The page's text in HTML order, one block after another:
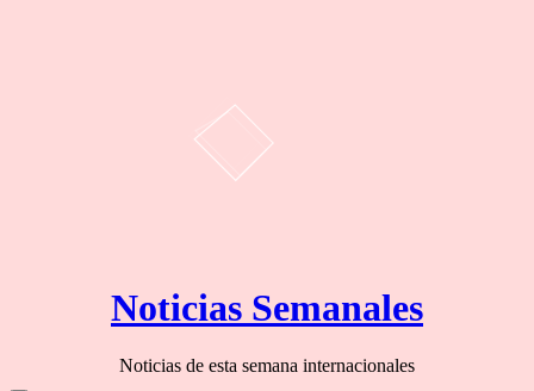
Noticias Semanales
Noticias de esta semana internacionales